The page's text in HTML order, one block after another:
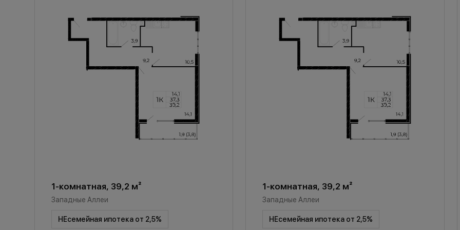
1-комнатная, 39,2 м²
Западные Аллеи
НЕсемейная ипотека от 2,5%
1-комнатная, 39,2 м²
Западные Аллеи
НЕсемейная ипотека от 2,5%